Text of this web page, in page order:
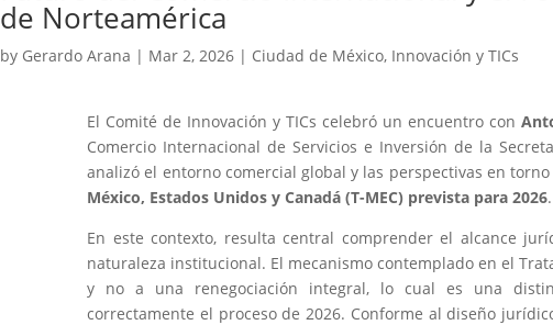
de Norteamérica
by Gerardo Arana | Mar 2, 2026| Ciudad de México, Innovación y TICs
El Comité de Innovación y TICs celebró un encuentro con
Comercio Internacional de Servicios e Inversión de la
analizó el entorno comercial global y las perspectivas en torno
México, Estados Unidos y Canadá (T-MEC) prevista para 2026.
En este contexto, resulta central comprender el alcance
naturaleza institucional. El mecanismo contemplado en el
y no a una renegociación integral, lo cual es una
correctamente el proceso de 2026. Conforme al diseño